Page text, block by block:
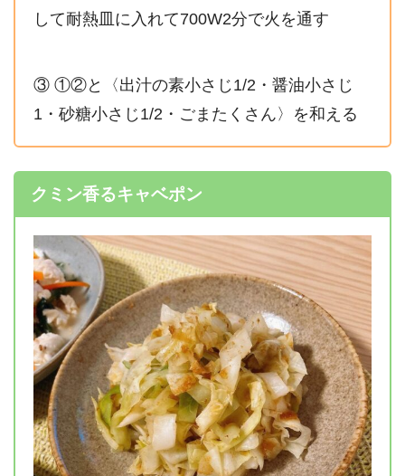
して耐熱皿に入れて700W2分で火を通す
③ ①②と〈出汁の素小さじ1/2・醤油小さじ
1・砂糖小さじ1/2・ごまたくさん〉を和える
クミン香るキャベポン